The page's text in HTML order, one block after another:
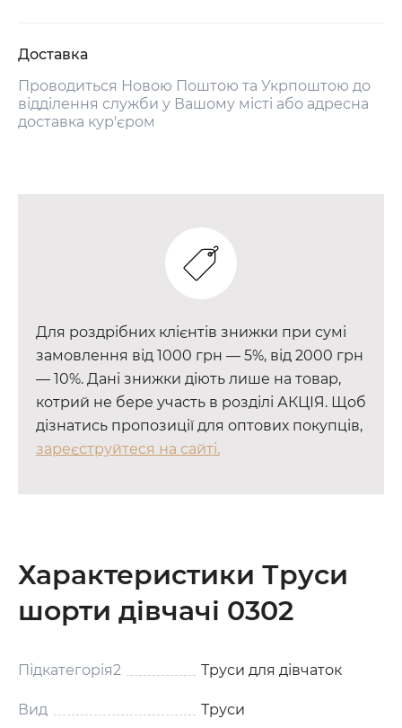
Доставка
Проводиться Новою Поштою та Укрпоштою до
відділення служби у Вашому місті або адресна
доставка кур'єром
Для роздрібних клієнтів знижки при сумі
замовлення від 1000 грн — 5%, від 2000 грн
— 10%. Дані знижки діють лише на товар,
котрий не бере участь в розділі АКЦІЯ. Щоб
дізнатись пропозиції для оптових покупців,
зареєструйтеся на сайті.
Характеристики Труси
шорти дівчачі 0302
Підкатегорія2 Труси для дівчаток
Вид Труси